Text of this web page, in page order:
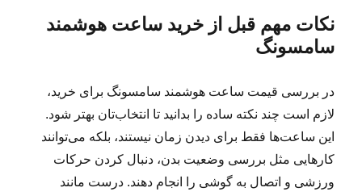
نکات مهم قبل از خرید ساعت هوشمند
سامسونگ
در بررسی قیمت ساعت هوشمند سامسونگ برای خرید،
لازم است چند نکته ساده را بدانید تا انتخاب‌تان بهتر شود.
این ساعت‌ها فقط برای دیدن زمان نیستند، بلکه می‌توانند
کارهایی مثل بررسی وضعیت بدن، دنبال کردن حرکات
ورزشی و اتصال به گوشی را انجام دهند. درست مانند